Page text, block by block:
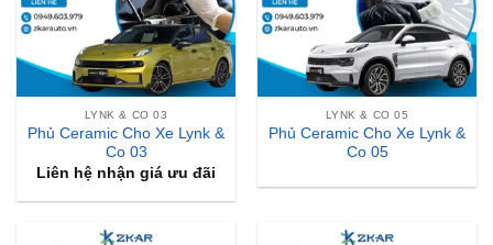
LYNK & CO 03
Phủ Ceramic Cho Xe Lynk &
Co 03
Liên hệ nhận giá ưu đãi
LYNK & CO 05
Phủ Ceramic Cho Xe Lynk &
Co 05